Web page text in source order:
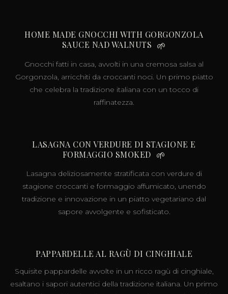
HOME MADE GNOCCHI WITH GORGONZOLA
SAUCE NAD WALNUTS 🌱
Gnocchi fatti in casa, avvolti in una cremosa salsa al
Gorgonzola, arricchiti da croccanti noci. Un primo piatto
che celebra la tradizione italiana con un tocco di
raffinatezza.
LASAGNA CON VERDURE DI STAGIONE E
FORMAGGIO SMOKED 🌱
Lasagna deliziosamente stratificata con verdure di
stagione croccanti e formaggio affumicato, unendo
tradizione e innovazione in un piatto vegetariano dal
sapore avvolgente e sofisticato.
PAPPARDELLE AL RAGÙ DI CINGHIALE
Squisite pappardelle avvolte in un ricco ragù di cinghiale,
esaltano i sapori autentici della tradizione italiana. Un primo